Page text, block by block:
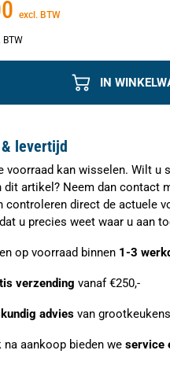
excl. BTW
BTW
IN
levertijd
voorraad kan wisselen. Wilt u
dit artikel? Neem dan contact
controleren direct de actuele
u precies weet waar u aan
op voorraad binnen 1-3
verzending vanaf €250,-
advies van
na aankoop bieden weservice